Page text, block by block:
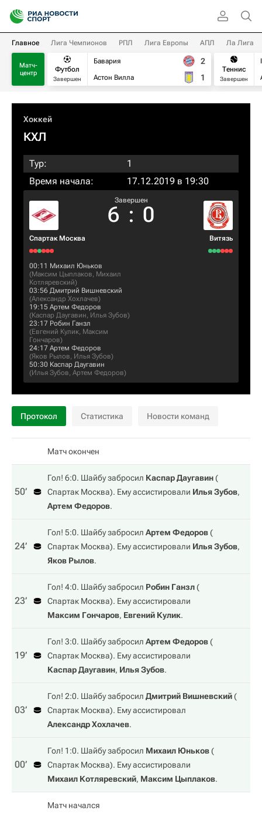
Главное Лига Чемпионов РПЛ Лига Европы АПЛ Ла Лига
Матч-
центр
Футбол
Завершен
Бавария
Астон Вилла
2
1
Теннис
Завершен
Хоккей
КХЛ
Тур:
1
Время начала:
17.12.2019 в 19:30
Спартак Москва
Завершен
6 : 0
Витязь
00:11 Михаил Юньков
(Максим Цыплаков, Михаил
Котляревский)
03:56 Дмитрий Вишневский
(Александр Хохлачев)
19:15 Артем Федоров
(Каспар Даугавин, Илья Зубов)
23:17 Робин Ганзл
(Евгений Кулик, Максим
Гончаров)
24:17 Артем Федоров
(Яков Рылов, Илья Зубов)
50:30 Каспар Даугавин
(Илья Зубов, Артем Федоров)
Протокол Статистика Новости команд
Матч окончен
50‎’‎
Гол! 6:0. Шайбу забросил Каспар Даугавин(
Спартак Москва). Ему ассистировали Илья Зубов,
Артем Федоров.
24‎’‎
Гол! 5:0. Шайбу забросил Артем Федоров(
Спартак Москва). Ему ассистировали Илья Зубов,
Яков Рылов.
23‎’‎
Гол! 4:0. Шайбу забросил Робин Ганзл(
Спартак Москва). Ему ассистировали
Максим Гончаров, Евгений Кулик.
19‎’‎
Гол! 3:0. Шайбу забросил Артем Федоров(
Спартак Москва). Ему ассистировали
Каспар Даугавин, Илья Зубов.
03‎’‎
Гол! 2:0. Шайбу забросил Дмитрий Вишневский(
Спартак Москва). Ему ассистировал
Александр Хохлачев.
00‎’‎
Гол! 1:0. Шайбу забросил Михаил Юньков(
Спартак Москва). Ему ассистировали
Михаил Котляревский, Максим Цыплаков.
Матч начался